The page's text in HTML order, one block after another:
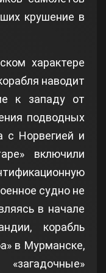
крушение в
характере
наводит
к западу от
подводных
с Норвегией и
включили
судно не
в начале
корабль
в Мурманске,